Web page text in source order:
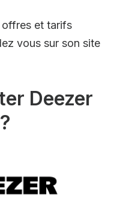
offres et tarifs
vous sur son site
Deezer